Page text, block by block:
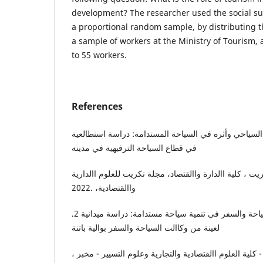
development? The researcher used the social
a proportional random sample, by distributing
a sample of workers at the Ministry of Tourism,
to 55 workers.
References
السياحي وأثره في السياحة المستدامة: دراسة استطالعية
في قطاع السياحة الترفيهية في مدينة
، كلية االدارة واالقتصاد، مجلة تكريت للعلوم االدارية
واالقتصادية، .2022
.2 أنور قرزيز ، دور وكاالت السياحة والسفر في تنمية سياحة مستدامة: دراسة ميدانية
لعينة من وكاالت السياحة والسفر بوالية باتنة
، جامعة باتنة 1 الحاج لخضر - كلية العلوم االقتصادية والتجارية وعلوم التسيير - مخبر